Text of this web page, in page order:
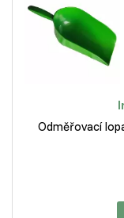
Odměřovací